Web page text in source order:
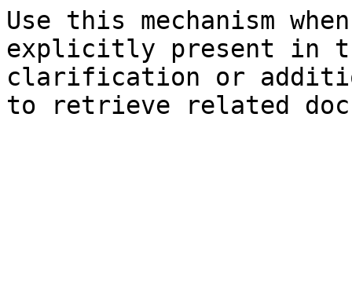
Use this mechanism
explicitly present in
clarification or